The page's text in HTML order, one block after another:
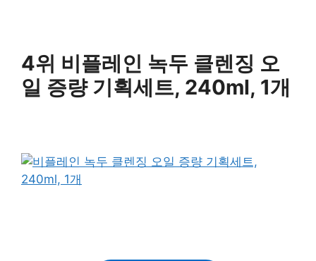
4위 비플레인 녹두 클렌징 오
일 증량 기획세트, 240ml, 1개